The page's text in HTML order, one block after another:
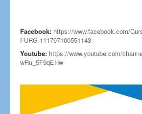
Facebook: https://www.facebook.com/
FURG-111797100551143
Youtube: https://www.youtube.com/
wRu_5F9qEHw